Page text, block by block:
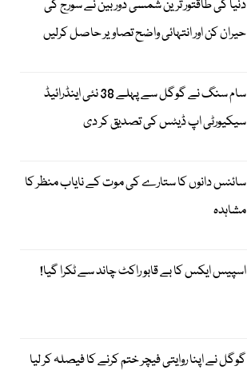
دنیا کی طاقتور ترین شمسی دوربین نے سورج کی
حیران کن اور انتہائی واضح تصاویر حاصل کرلیں
سام سنگ نے گوگل سے پہلے 38 نئی اینڈرائیڈ
سیکیورٹی اپ ڈیٹس کی تصدیق کر دی
سائنس دانوں کا ستارے کی موت کے نایاب منظر کا
مشاہدہ
اسپیس ایکس کا بے قابو راکٹ چاند سے ٹکرا گیا!
گوگل نے اپنا روایتی فیچر ختم کرنے کا فیصلہ کر لیا